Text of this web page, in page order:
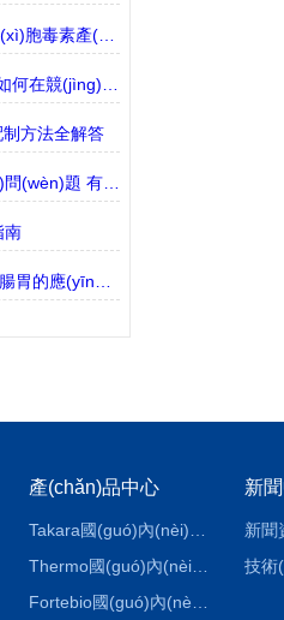
ProbeChem品牌ADC細(xì)胞毒素產(chǎn)品有什么？
方法全解答
原代細(xì)胞的常見(jiàn)問(wèn)題 有哪些？
南
產(chǎn)品中心
Thermo國(guó)內(nèi)代理
新
新聞
技術